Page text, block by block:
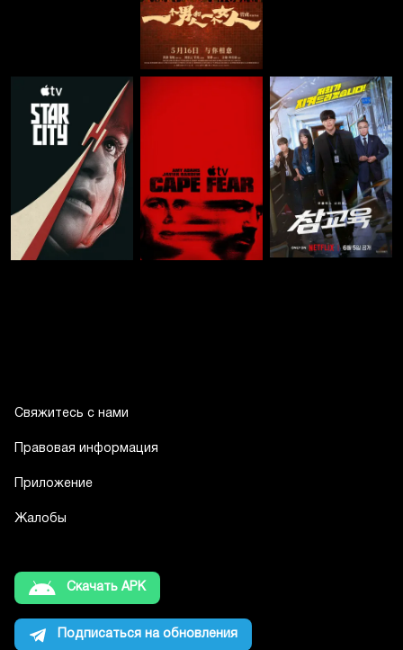
Свяжитесь с нами
Правовая информация
Приложение
Жалобы
Скачать APK
Подписаться на обновления